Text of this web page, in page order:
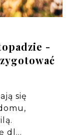
-
się
dl…